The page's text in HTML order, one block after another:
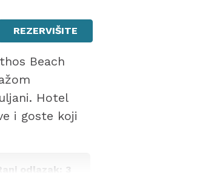
REZERVIŠITE
Beach
Hotel
i goste koji
odlazak: 3